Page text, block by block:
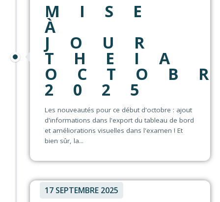
MISE
À
JOUR
THEIA
2025
Les nouveautés pour ce début d'octobre : ajout
d'informations dans l'export du tableau de bord
et améliorations visuelles dans l'examen ! Et
bien sûr, la...
17 SEPTEMBRE 2025